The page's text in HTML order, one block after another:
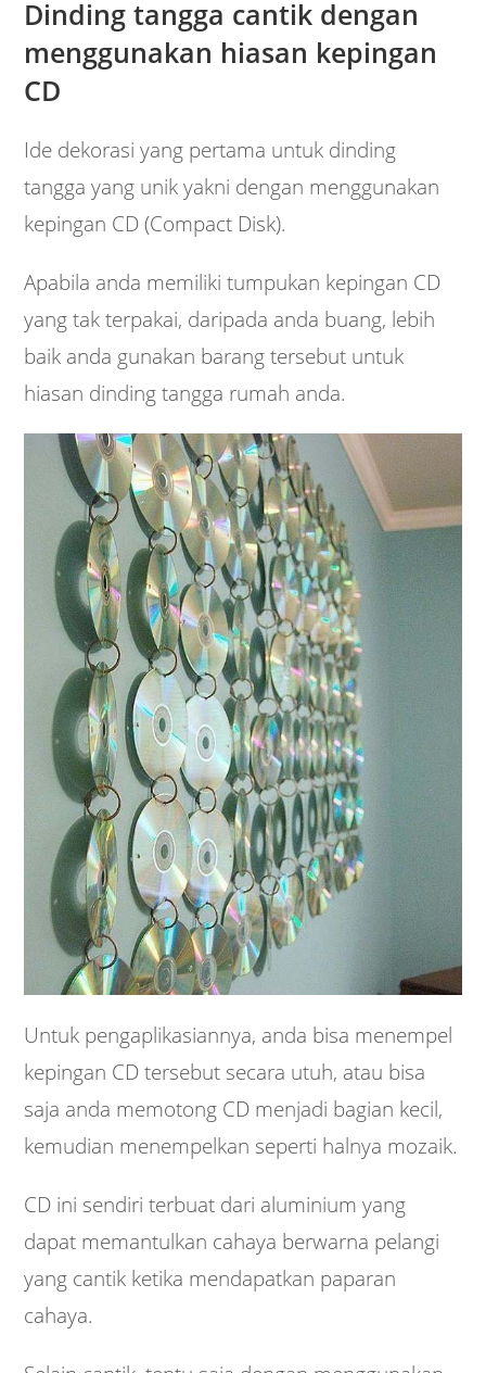
Dinding tangga cantik dengan
menggunakan hiasan kepingan
CD
Ide dekorasi yang pertama untuk dinding
tangga yang unik yakni dengan menggunakan
kepingan CD (Compact Disk).
Apabila anda memiliki tumpukan kepingan CD
yang tak terpakai, daripada anda buang, lebih
baik anda gunakan barang tersebut untuk
hiasan dinding tangga rumah anda.
Untuk pengaplikasiannya, anda bisa menempel
kepingan CD tersebut secara utuh, atau bisa
saja anda memotong CD menjadi bagian kecil,
kemudian menempelkan seperti halnya mozaik.
CD ini sendiri terbuat dari aluminium yang
dapat memantulkan cahaya berwarna pelangi
yang cantik ketika mendapatkan paparan
cahaya.